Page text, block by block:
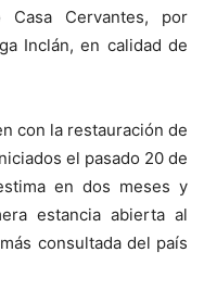
Cervantes, por
Inclán, en calidad de
con la restauración de
el pasado 20 de
en dos meses y
estancia abierta al
consultada del país